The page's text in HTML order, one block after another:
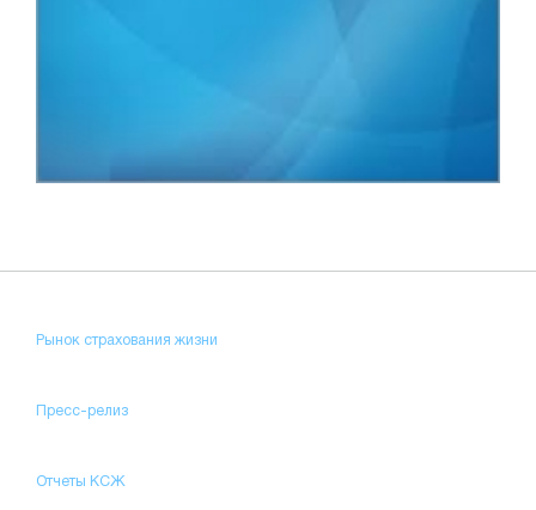
Рынок страхования жизни
Пресс-релиз
Отчеты КСЖ